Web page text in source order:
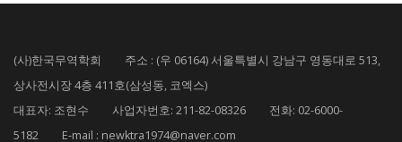
(사)한국무역학회 주소 : (우 06164) 서울특별시 강남구 영동대로 513,
상사전시장 4층 411호(삼성동, 코엑스)
대표자: 조현수 사업자번호: 211-82-08326 전화: 02-6000-
5182 E-mail : newktra1974@naver.com